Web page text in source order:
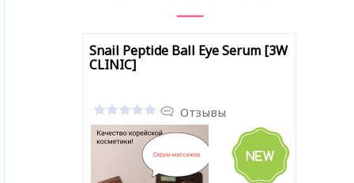
Snail Peptide Ball Eye Serum [3W
CLINIC]
Отзывы